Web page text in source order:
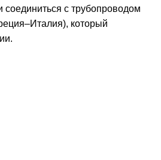
соединиться с трубопроводом
который